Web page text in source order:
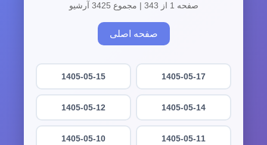
صفحه 1 از 343 | مجموع 3425 آرشیو
صفحه اصلی
1405-05-17
1405-05-15
1405-05-14
1405-05-12
1405-05-11
1405-05-10